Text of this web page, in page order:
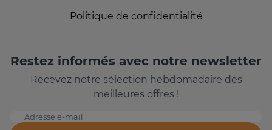
Politique de confidentialité
Restez informés avec notre newsletter
Recevez notre sélection hebdomadaire des
meilleures offres !
Adresse e-mail